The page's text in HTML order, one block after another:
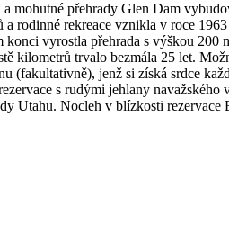
mohutné přehrady Glen Dam
a rodinné rekreace vznikla v roce
vyrostla přehrada s výškou 200
kilometrů trvalo bezmála 25 let.
(fakultativně), jenž si získá srdce
s rudými jehlany navažského
Utahu. Nocleh v blízkosti rezervace